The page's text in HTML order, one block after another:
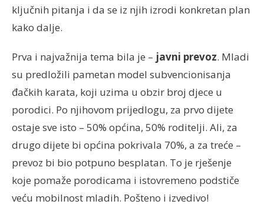
ključnih pitanja i da se iz njih izrodi konkretan plan
kako dalje.
Prva i najvažnija tema bila je – javni prevoz. Mladi
su predložili pametan model subvencionisanja
đačkih karata, koji uzima u obzir broj djece u
porodici. Po njihovom prijedlogu, za prvo dijete
ostaje sve isto – 50% općina, 50% roditelji. Ali, za
drugo dijete bi općina pokrivala 70%, a za treće –
prevoz bi bio potpuno besplatan. To je rješenje
koje pomaže porodicama i istovremeno podstiče
veću mobilnost mladih. Pošteno i izvedivo!